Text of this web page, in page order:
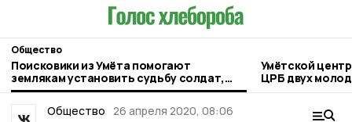
Общество
Поисковики из Умёта помогают
землякам установить судьбу солдат,
пропавших без вести
Умётской
ЦРБ двух
Общество 26 апреля 2020, 08:06